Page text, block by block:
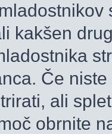
kakšen
Če
ali
obrnite